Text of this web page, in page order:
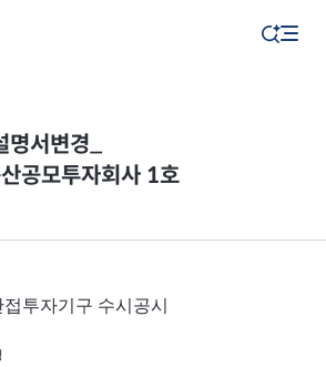
명서변경_
공모투자회사 1호
접투자기구 수시공시